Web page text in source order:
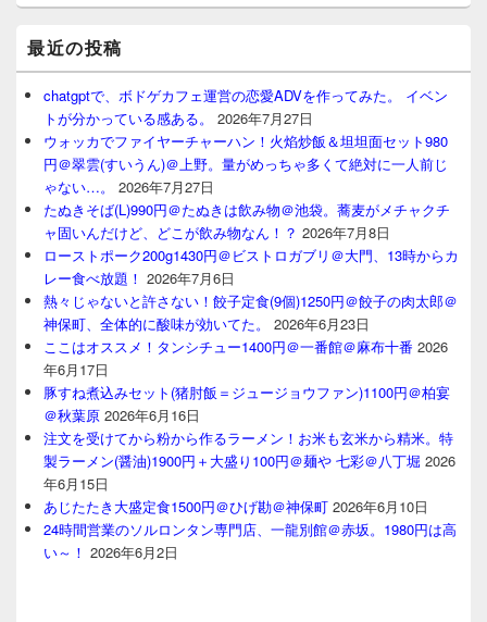
最近の投稿
chatgptで、ボドゲカフェ運営の恋愛ADVを作ってみた。 イベン
トが分かっている感ある。
2026年7月27日
ウォッカでファイヤーチャーハン！火焰炒飯＆坦坦面セット980
円＠翠雲(すいうん)＠上野。量がめっちゃ多くて絶対に一人前じ
ゃない…。
2026年7月27日
たぬきそば(L)990円＠たぬきは飲み物＠池袋。蕎麦がメチャクチ
ャ固いんだけど、どこが飲み物なん！？ 2026年7月8日
ローストポーク200g1430円＠ビストロガブリ＠大門、13時からカ
レー食べ放題！ 2026年7月6日
熱々じゃないと許さない！餃子定食(9個)1250円＠餃子の肉太郎＠
神保町、全体的に酸味が効いてた。
2026年6月23日
ここはオススメ！タンシチュー1400円＠一番館＠麻布十番 2026
年6月17日
豚すね煮込みセット(猪肘飯＝ジュージョウファン)1100円＠柏宴
＠秋葉原 2026年6月16日
注文を受けてから粉から作るラーメン！お米も玄米から精米。特
製ラーメン(醤油)1900円＋大盛り100円＠麺や 七彩＠八丁堀 2026
年6月15日
あじたたき大盛定食1500円＠ひげ勘＠神保町 2026年6月10日
24時間営業のソルロンタン専門店、一龍別館＠赤坂。1980円は高
い～！ 2026年6月2日